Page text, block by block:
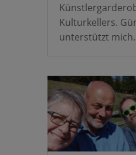
Kulturkellers.
unterstützt